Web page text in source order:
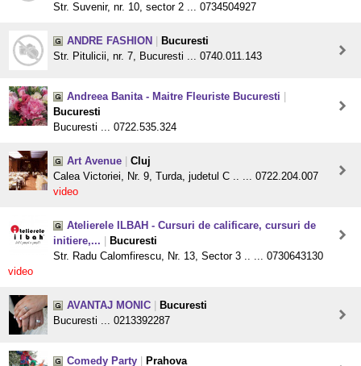
Str. Suvenir, nr. 10, sector 2 ... 0734504927
ANDRE FASHION
Bucuresti
Str. Pitulicii, nr. 7, Bucuresti ... 0740.011.143
Andreea Banita - Maitre Fleuriste Bucuresti
Bucuresti
Bucuresti ... 0722.535.324
Art Avenue
Cluj
Calea Victoriei, Nr. 9, Turda, judetul C .. ... 0722.204.007
video
Atelierele ILBAH - Cursuri de calificare, cursuri de
initiere,...
Bucuresti
Str. Radu Calomfirescu, Nr. 13, Sector 3 .. ... 0730643130
video
AVANTAJ MONIC
Bucuresti
Bucuresti ... 0213392287
Comedy Party
Prahova